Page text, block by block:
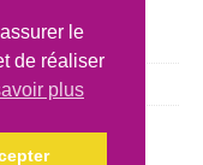
CAR
le
de réaliser
plus